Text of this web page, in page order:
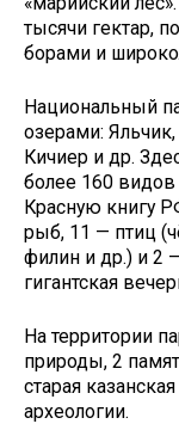
тысячи гектар,
борами и
Национальный
озерами:
Кичиер и др.
более 160
Красную книгу
рыб, 11 — птиц
филин и др.) и 2
гигантская
На территории
природы, 2
старая
археологии.